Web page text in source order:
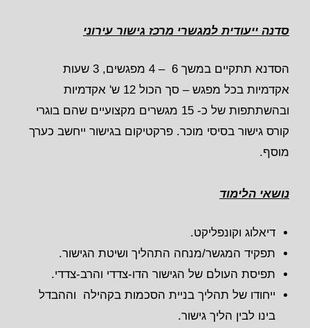
סדנה ייעודית למגשרי מרכז גישור עירוני
הסדנא תתקיים במשך 6 – 4 מפגשים, 3 שעות
אקדמיות בכל מפגש – סך הכול 12 ש' אקדמיות
ובהשתתפות של כ- 15 מגשרים מקצועיים שהם בוגרי
קורס גישור בסיסי מוכר. פרקטיקום בגישור ייחשב כערך
מוסף.
נושאי הלימוד
דיאלוג וקונפליקט.
תפקיד המגשר/מנחה התהליך ושיטת הגישור.
תפיסת העולם של הגישור הדו-צדדי והרב-צדדי.
ייחודו של תהליך בניית הסכמות בקהילה וההבדל
בינו לבין הליך גישור.